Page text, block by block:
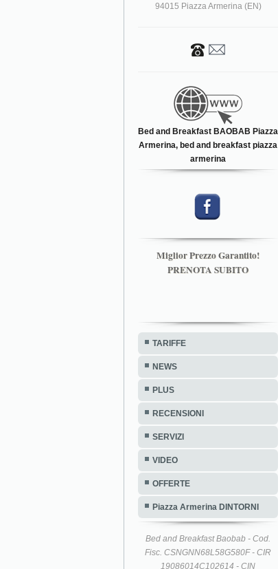
94015 Piazza Armerina (EN)
Bed and Breakfast BAOBAB Piazza
Armerina, bed and breakfast piazza
armerina
Miglior Prezzo Garantito!
PRENOTA SUBITO
TARIFFE
NEWS
PLUS
RECENSIONI
SERVIZI
VIDEO
OFFERTE
Piazza Armerina DINTORNI
Bed and Breakfast Baobab - Cod.
Fisc. CSNGNN68L58G580F - CIR
19086014C102614 - CIN